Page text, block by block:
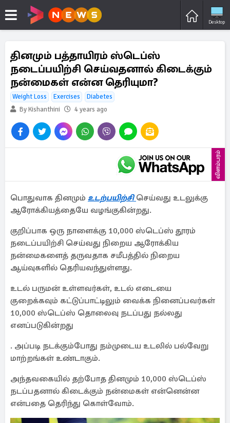
Desktop
தினமும் பத்தாயிரம் ஸ்டெப்ஸ்
நடைப்பயிற்சி செய்வதனால் கிடைக்கும்
நன்மைகள் என்ன தெரியுமா?
Weight Loss Exercises
Diabetes
By Kishanthini
4 years ago
விளம்பரம்
பொதுவாக தினமும் உடற்பயிற்சி செய்வது உடலுக்கு
ஆரோக்கியத்தையே வழங்குகின்றது.
குறிப்பாக ஒரு நாளைக்கு 10,000 ஸ்டெப்ஸ் தூரம்
நடைப்பயிற்சி செய்வது நிறைய ஆரோக்கிய
நன்மைகளைத் தருவதாக சமீபத்தில் நிறைய
ஆய்வுகளில் தெரியவந்துள்ளது.
உடல் பருமன் உள்ளவர்கள், உடல் எடையை
குறைக்கவும் கட்டுப்பாட்டிலும் வைக்க நினைப்பவர்கள்
10,000 ஸ்டெப்ஸ் தொலைவு நடப்பது நல்லது
எனப்படுகின்றது
. அப்படி நடக்கும்போது நம்முடைய உடலில் பல்வேறு
மாற்றங்கள் உண்டாகும்.
அந்தவகையில் தற்போத தினமும் 10,000 ஸ்டெப்ஸ்
நடப்பதனால் கிடைக்கும் நன்மைகள் என்னென்ன
என்பதை தெரிந்து கொள்வோம்.